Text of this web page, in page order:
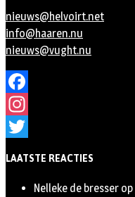
nieuws@helvoirt.net
info@haaren.nu
nieuws@vught.nu
Facebook
Instagram
LAATSTE REACTIES
Nelleke de bresser op